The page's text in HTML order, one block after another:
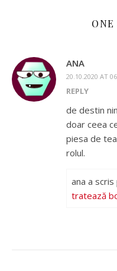
ANA
20.10.2020 AT
REPLY
de destin
doar ceea
piesa de
rolul.
ana a
tratează